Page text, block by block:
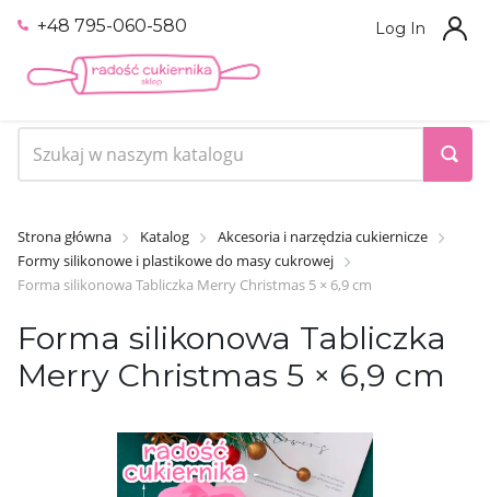
+48 795-060-580 Log In
Strona główna Katalog
Akcesoria i narzędzia cukiernicze
Formy silikonowe i plastikowe do masy cukrowej
Forma silikonowa Tabliczka Merry Christmas 5 × 6,9 cm
Forma silikonowa Tabliczka
Merry Christmas 5 × 6,9 cm